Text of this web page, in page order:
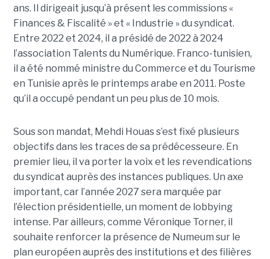
ans. Il dirigeait jusqu’à présent les commissions «
Finances & Fiscalité » et « Industrie » du syndicat.
Entre 2022 et 2024, il a présidé de 2022 à 2024
l’association Talents du Numérique. Franco-tunisien,
il a été nommé ministre du Commerce et du Tourisme
en Tunisie après le printemps arabe en 2011. Poste
qu’il a occupé pendant un peu plus de 10 mois.
Sous son mandat, Mehdi Houas s’est fixé plusieurs
objectifs dans les traces de sa prédécesseure. En
premier lieu, il va porter la voix et les revendications
du syndicat auprès des instances publiques. Un axe
important, car l’année 2027 sera marquée par
l’élection présidentielle, un moment de lobbying
intense. Par ailleurs, comme Véronique Torner, il
souhaite renforcer la présence de Numeum sur le
plan européen auprès des institutions et des filières